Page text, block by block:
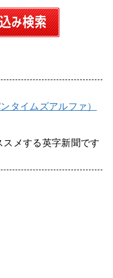
タイムズアルファ）
メする英字新聞です